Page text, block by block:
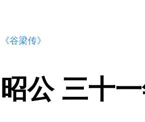
《谷梁传》
昭公 三十